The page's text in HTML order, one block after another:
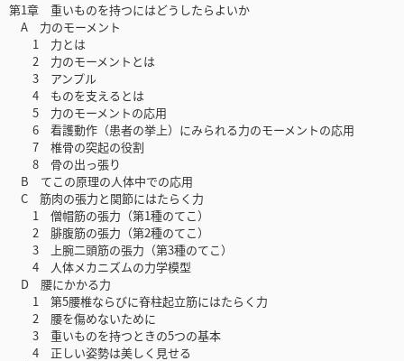
第1章 重いものを持つにはどうしたらよいか
A 力のモーメント
1 力とは
2 力のモーメントとは
3 アンプル
4 ものを支えるとは
5 力のモーメントの応用
6 看護動作（患者の挙上）にみられる力のモーメントの応用
7 椎骨の突起の役割
8 骨の出っ張り
B てこの原理の人体中での応用
C 筋肉の張力と関節にはたらく力
1 僧帽筋の張力（第1種のてこ）
2 腓腹筋の張力（第2種のてこ）
3 上腕二頭筋の張力（第3種のてこ）
4 人体メカニズムの力学模型
D 腰にかかる力
1 第5腰椎ならびに脊柱起立筋にはたらく力
2 腰を傷めないために
3 重いものを持つときの5つの基本
4 正しい姿勢は美しく見せる